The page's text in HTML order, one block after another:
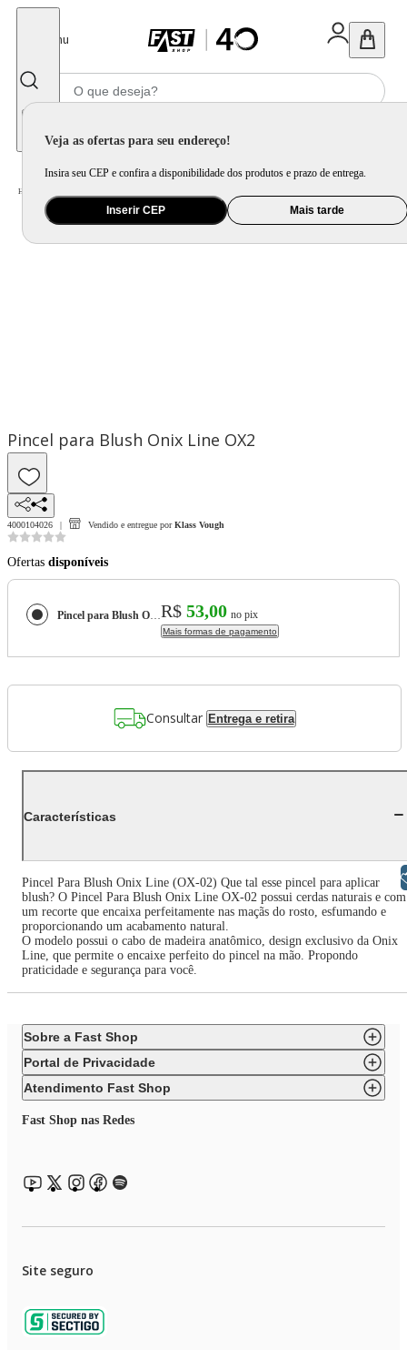
Menu
Veja as ofertas para seu endereço!
Insira seu CEP e confira a disponibilidade dos produtos e prazo de entrega.
Inserir CEP Mais tarde
Home
Pincel para Blush Onix Line OX2
4000104026 Vendido e entregue por Klass Vough
Ofertas disponíveis
Pincel para Blush Onix Line OX2R$ 53,00 no pix
Mais formas de pagamento
Consultar Entrega e retira
Características
Pincel Para Blush Onix Line (OX-02) Que tal esse pincel para aplicar
blush? O Pincel Para Blush Onix Line OX-02 possui cerdas naturais e com
um recorte que encaixa perfeitamente nas maçãs do rosto, esfumando e
proporcionando um acabamento natural.
O modelo possui o cabo de madeira anatômico, design exclusivo da Onix
Line, que permite o encaixe perfeito do pincel na mão. Propondo
praticidade e segurança para você.
Sobre a Fast Shop
Portal de Privacidade
Atendimento Fast Shop
Fast Shop nas Redes
Site seguro
Libras